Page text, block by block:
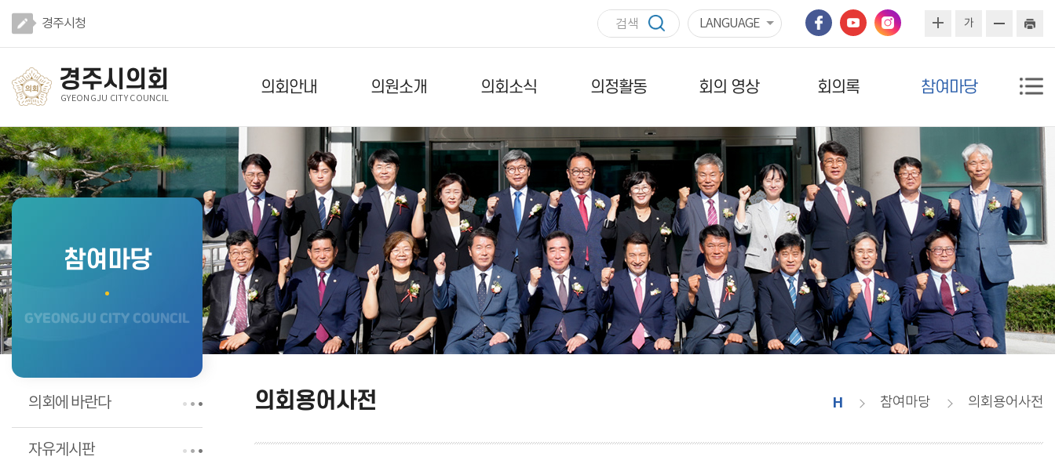
경주시청
LANGUAGE 가
경주시의회
GYEONGJU CITY COUNCIL
의회안내 의원소개 의회소식 의정활동 회의 영상 회의록 참여마당
참여마당
의회에 바란다
자유게시판
의회용어사전 H 참여마당 의회용어사전